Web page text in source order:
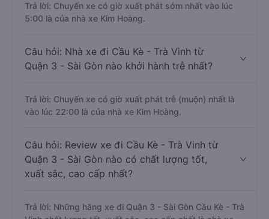
Trả lời: Chuyến xe có giờ xuất phát sớm nhất vào lúc
5:00 là của nhà xe Kim Hoàng.
Câu hỏi: Nhà xe đi Cầu Kè - Trà Vinh từ
Quận 3 - Sài Gòn nào khởi hành trễ nhất?
Trả lời: Chuyến xe có giờ xuất phát trễ (muộn) nhất là
vào lúc 22:00 là của nhà xe Kim Hoàng.
Câu hỏi: Review xe đi Cầu Kè - Trà Vinh từ
Quận 3 - Sài Gòn nào có chất lượng tốt,
xuất sắc, cao cấp nhất?
Trả lời: Những hãng xe đi Quận 3 - Sài Gòn Cầu Kè - Trà